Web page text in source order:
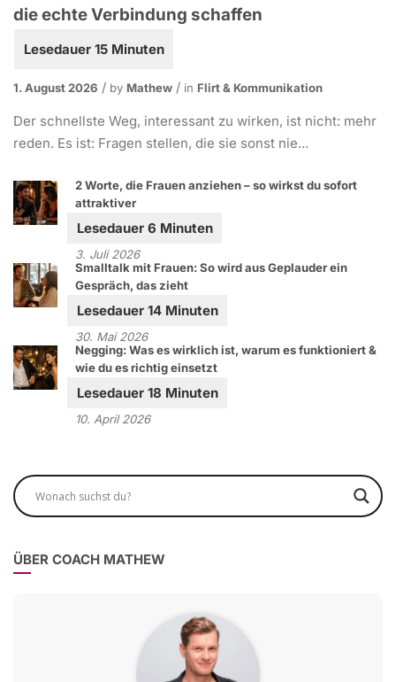
die echte Verbindung schaffen
1. August 2026 by Mathew in Flirt & Kommunikation
Der schnellste Weg, interessant zu wirken, ist nicht: mehr
reden. Es ist: Fragen stellen, die sie sonst nie...
2 Worte, die Frauen anziehen – so wirkst du sofort
attraktiver
3. Juli 2026
Smalltalk mit Frauen: So wird aus Geplauder ein
Gespräch, das zieht
30. Mai 2026
Negging: Was es wirklich ist, warum es funktioniert &
wie du es richtig einsetzt
10. April 2026
ÜBER COACH MATHEW